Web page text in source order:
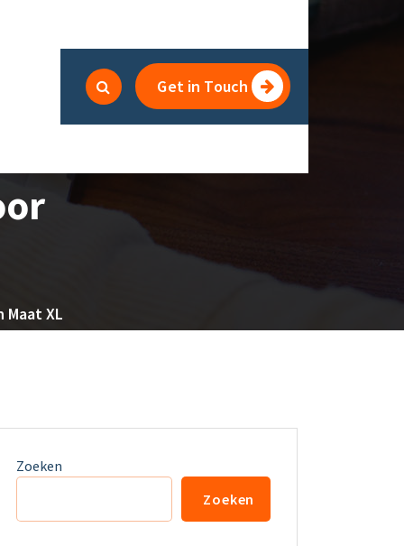
Get in Touch
XL
Zoeken
Zoeken